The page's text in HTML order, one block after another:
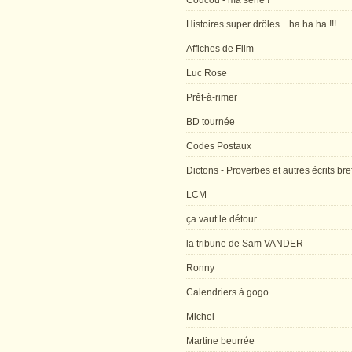
Histoires super drôles... ha ha ha !!!
Affiches de Film
Luc Rose
Prêt-à-rimer
BD tournée
Codes Postaux
Dictons - Proverbes et autres écrits
LCM
ça vaut le détour
la tribune de Sam VANDER
Ronny
Calendriers à gogo
Michel
Martine beurrée